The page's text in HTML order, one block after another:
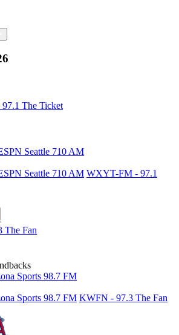
The Ticket
Seattle 710 AM
Seattle 710 AM WXYT-FM - 97.1
The Fan
Sports 98.7 FM
Sports 98.7 FM KWFN - 97.3 The Fan